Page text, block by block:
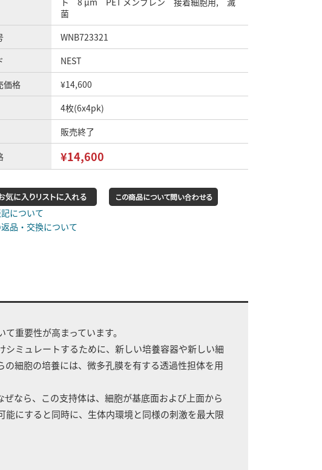
菌
WNB723321
NEST
価格
¥14,600
4枚(6x4pk)
販売終了
¥14,600
について
品・交換について
重要性が高まっています。
ミュレートするために、新しい培養容器や新しい細
細胞の培養には、微多孔膜を有する透過性担体を用
なら、この支持体は、細胞が基底面および上面から
にすると同時に、生体内環境と同様の刺激を最大限